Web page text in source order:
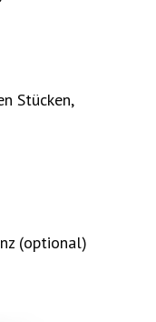
Stücken,
(optional)